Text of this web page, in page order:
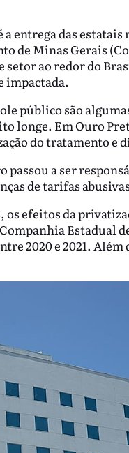
entrega das
de Minas Gerais
setor ao redor do
impactada.
público são
longe. Em Ouro
do tratamento e
passou a ser
de tarifas
os efeitos da
Estadual
2020 e 2021. Além